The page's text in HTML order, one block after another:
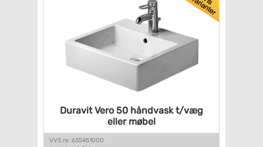
Duravit Vero 50 håndvask t/væg
eller møbel
VVS nr. 635451000